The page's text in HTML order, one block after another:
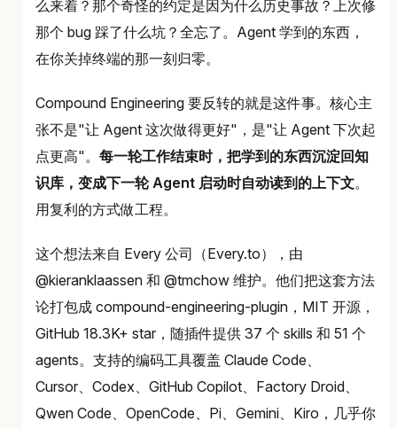
么来着？那个奇怪的约定是因为什么历史事故？上次修
那个 bug 踩了什么坑？全忘了。Agent 学到的东西，
在你关掉终端的那一刻归零。
Compound Engineering 要反转的就是这件事。核心主
张不是"让 Agent 这次做得更好"，是"让 Agent 下次起
点更高"。 每一轮工作结束时，把学到的东西沉淀回知
识库，变成下一轮 Agent 启动时自动读到的上下文。
用复利的方式做工程。
这个想法来自 Every 公司（Every.to），由
@kieranklaassen 和 @tmchow 维护。他们把这套方法
论打包成 compound-engineering-plugin，MIT 开源，
GitHub 18.3K+ star，随插件提供 37 个 skills 和 51 个
agents。支持的编码工具覆盖 Claude Code、
Cursor、Codex、GitHub Copilot、Factory Droid、
Qwen Code、OpenCode、Pi、Gemini、Kiro，几乎你